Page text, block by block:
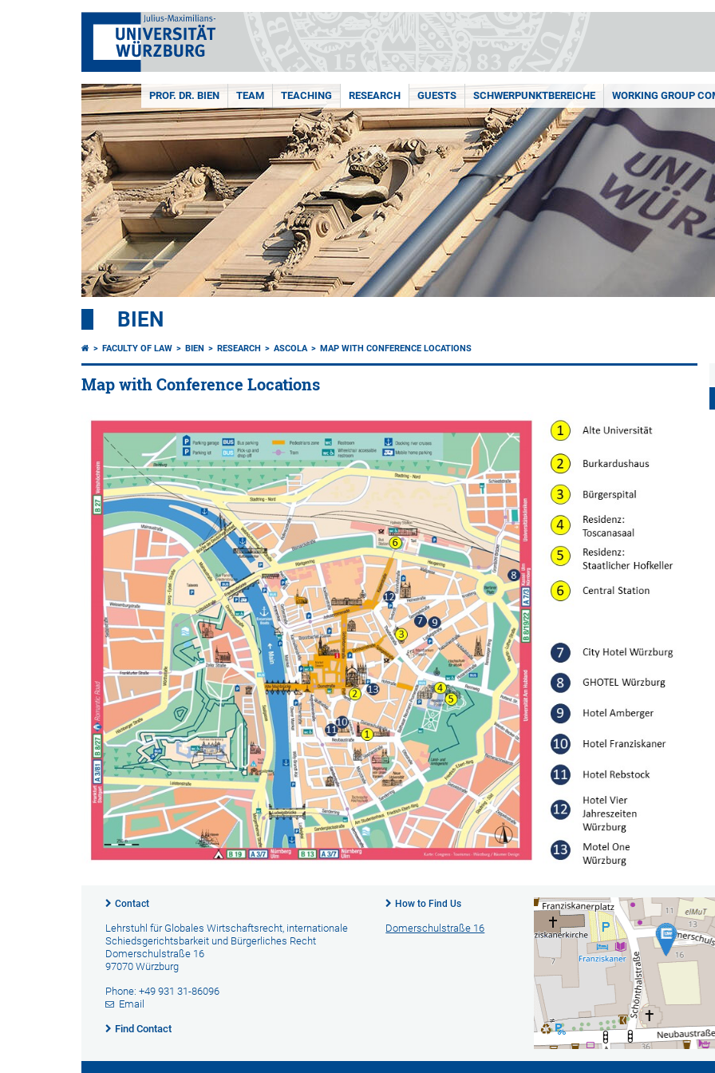
PROF. DR. BIEN TEAM TEACHING RESEARCH GUESTS SCHWERPUNKTBEREICHE WORKING GROUP
BIEN
FACULTY OF LAW BIEN RESEARCH ASCOLA MAP WITH CONFERENCE LOCATIONS
Map with Conference Locations
Contact
Lehrstuhl für Globales Wirtschaftsrecht, internationale
Schiedsgerichtsbarkeit und Bürgerliches Recht
Domerschulstraße 16
97070 Würzburg
Phone: +49 931 31-86096
Email
Find Contact
How to Find Us
Domerschulstraße 16